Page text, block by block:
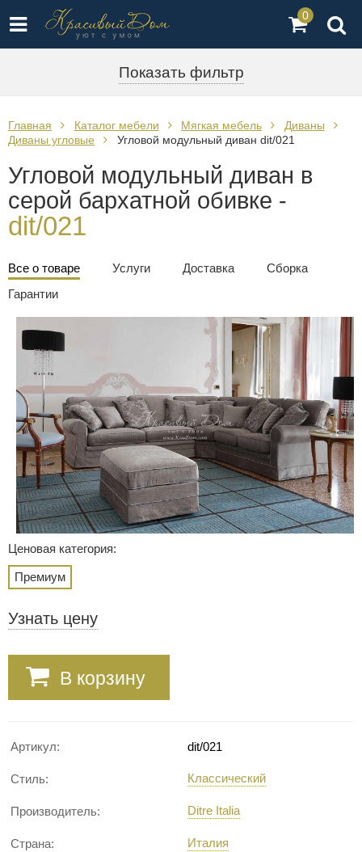
0
Показать фильтр
Главная Каталог мебели Мягкая мебель
Диваны
Диваны угловые
Угловой модульный диван dit/021
Угловой модульный диван в
серой бархатной обивке -
dit/021
Все о товаре Услуги Доставка
Сборка
Гарантии
Ценовая категория:
Премиум
Узнать цену
В корзину
Артикул: dit/021
Стиль: Классический
Производитель: Ditre Italia
Страна: Италия